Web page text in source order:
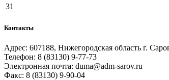
31
Контакты
Адрес: 607188, Нижегородская область г.
Телефон: 8 (83130) 9-77-73
Электронная почта: duma@adm-sarov.ru
Факс: 8 (83130) 9-90-04